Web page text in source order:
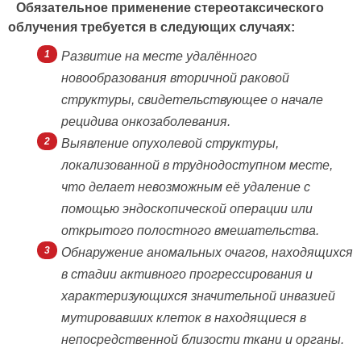
Обязательное применение стереотаксического
облучения требуется в следующих случаях:
Развитие на месте удалённого
новообразования вторичной раковой
структуры, свидетельствующее о начале
рецидива онкозаболевания.
Выявление опухолевой структуры,
локализованной в труднодоступном месте,
что делает невозможным её удаление с
помощью эндоскопической операции или
открытого полостного вмешательства.
Обнаружение аномальных очагов, находящихся
в стадии активного прогрессирования и
характеризующихся значительной инвазией
мутировавших клеток в находящиеся в
непосредственной близости ткани и органы.